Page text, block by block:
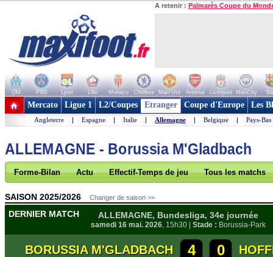
A retenir : Palmarès Coupe du
OM PSG Lyon Lille Monaco Chelsea Man Utd Arsenal Liverpool ManCity
+ de clubs
Mercato Ligue 1 L2/Coupes Etranger Coupe d'Europe Les
Angleterre | Espagne | Italie | Allemagne | Belgique | Pays-Bas
ALLEMAGNE - Borussia M'Gladbach
Forme-Bilan Actu Effectif-Temps de jeu Tous les matchs
SAISON 2025/2026 Changer de saison >>
DERNIER MATCH ALLEMAGNE, Bundesliga, 34e journée
samedi 16 mai. 2026, 15h30 | Stade : Borussia-Park
BORUSSIA M'GLADBACH 4 0